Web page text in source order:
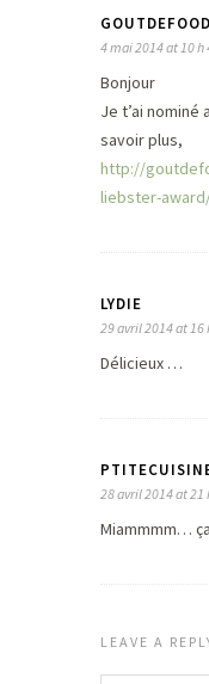
GOUTDEFOOD
4 mai 2014 at 10 h
Bonjour
Je t’ai nominé
savoir plus,
http://
liebster-
LYDIE
29 avril 2014 at 16
Délicieux …
28 avril 2014 at 21
Miammmm…
LEAVE A